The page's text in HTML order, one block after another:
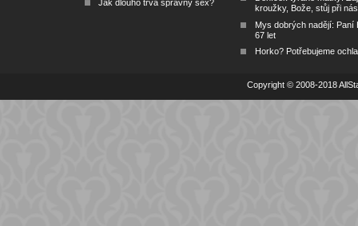
Jak dlouho trvá správný sex?
kroužky, Bože, stůj při nás
Mys dobrých nadějí: Paní
67 let
Horko? Potřebujeme
Copyright © 2008-2018